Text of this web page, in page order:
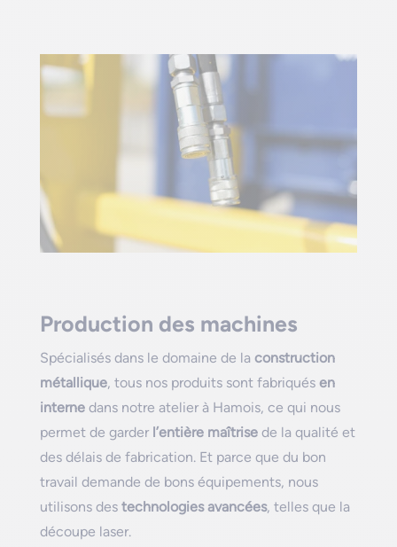
Production des machines
Spécialisés dans le domaine de la construction
métallique, tous nos produits sont fabriqués en
internedans notre atelier à Hamois, ce qui nous
permet de garderl’entière maîtrise de la qualité et
des délais de fabrication. Et parce que du bon
travail demande de bons équipements, nous
utilisons des technologies avancées, telles que la
découpe laser.